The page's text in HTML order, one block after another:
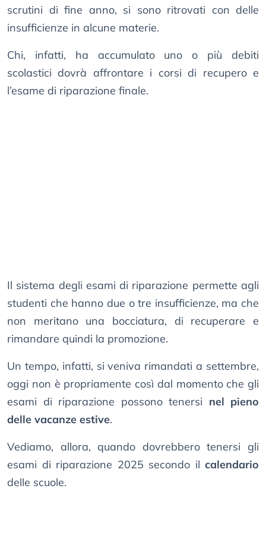
scrutini di fine anno, si sono ritrovati con delle
insufficienze in alcune materie.
Chi, infatti, ha accumulato uno o più debiti
scolastici dovrà affrontare i corsi di recupero e
l’esame di riparazione finale.
Il sistema degli esami di riparazione permette agli
studenti che hanno due o tre insufficienze, ma che
non meritano una bocciatura, di recuperare e
rimandare quindi la promozione.
Un tempo, infatti, si veniva rimandati a settembre,
oggi non è propriamente così dal momento che gli
esami di riparazione possono tenersi nel pieno
delle vacanze estive.
Vediamo, allora, quando dovrebbero tenersi gli
esami di riparazione 2025 secondo il calendario
delle scuole.